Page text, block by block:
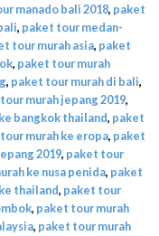
manado bali 2018, paket
, paket tour medan-
tour murah asia, paket
, paket tour murah
, paket tour murah di bali,
murah jepang 2019,
bangkok thailand, paket
murah ke eropa, paket
2019, paket tour
ke nusa penida, paket
thailand, paket tour
, paket tour murah
, paket tour murah